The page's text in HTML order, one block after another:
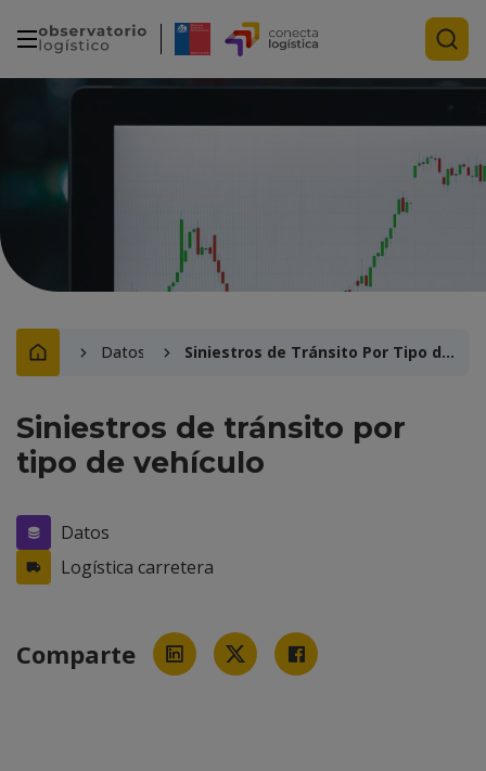
Datos Siniestros de Tránsito Por Tipo de Vehículo
Siniestros de tránsito por
tipo de vehículo
Datos
Logística carretera
Comparte